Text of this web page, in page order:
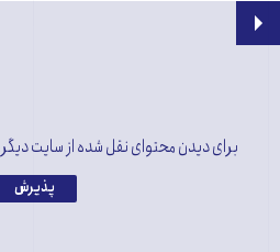
برای دیدن محتوای نقل شده از سایت
پذیرش